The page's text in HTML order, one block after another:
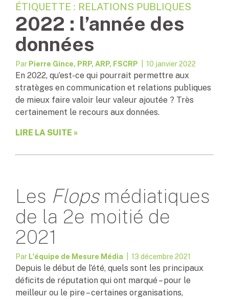
ÉTIQUETTE : RELATIONS PUBLIQUES
2022 : l’année des
données
Par Pierre Gince, PRP, ARP, FSCRP | 10 janvier 2022
En 2022, qu’est-ce qui pourrait permettre aux
stratèges en communication et relations publiques
de mieux faire valoir leur valeur ajoutée ? Très
certainement le recours aux données.
LIRE LA SUITE »
Les Flopsmédiatiques
de la 2e moitié de
2021
Par L'équipe de Mesure Média | 13 décembre 2021
Depuis le début de l’été, quels sont les principaux
déficits de réputation qui ont marqué – pour le
meilleur ou le pire – certaines organisations,